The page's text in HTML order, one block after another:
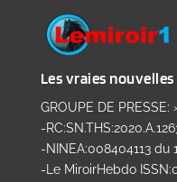
Les vraies
GROUPE DE PRESSE:
-
-NINEA:008404113 du
-Le MiroirHebdo